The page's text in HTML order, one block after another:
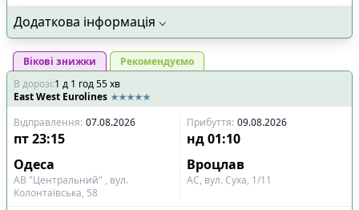
Додаткова інформація
Вікові знижки
Рекомендуємо
В дорозі:1 д 1 год55хв
East West Eurolines
Відправлення: 07.08.2026 Прибуття: 09.08.2026
пт23:15 нд 01:10
Одеса
Вроцлав
АВ "Центральний" , вул.
Колонтаївська, 58
АС, вул. Суха, 1/11